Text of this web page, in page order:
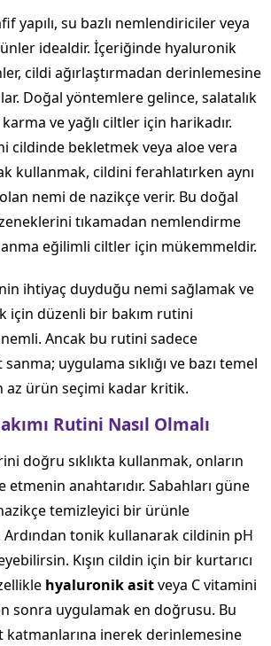
yapılı, su bazlı nemlendiriciler veya
idealdir. İçeriğinde hyaluronik
cildi ağırlaştırmadan derinlemesine
Doğal yöntemlere gelince, salatalık
ve yağlı ciltler için harikadır.
cildinde bekletmek veya aloe vera
kullanmak, cildini ferahlatırken aynı
nemi de nazikçe verir. Bu doğal
tıkamadan nemlendirme
eğilimli ciltler için mükemmeldir.
ihtiyaç duyduğu nemi sağlamak ve
için düzenli bir bakım rutini
Ancak bu rutini sadece
uygulama sıklığı ve bazı temel
az ürün seçimi kadar kritik.
Rutini Nasıl Olmalı
doğru sıklıkta kullanmak, onların
anahtarıdır. Sabahları güne
temizleyici bir ürünle
Ardından tonik kullanarak cildinin pH
Kışın cildin için bir kurtarıcı
hyaluronik asitveya C vitamini
sonra uygulamak en doğrusu. Bu
inerek derinlemesine